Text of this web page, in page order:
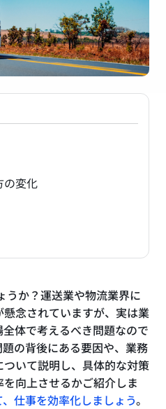
うか？運送業や物流業界に
念されていますが、実は業
体で考えるべき問題なので
の背後にある要因や、業務
いて説明し、具体的な対策
向上させるかご紹介しま
仕事を効率化しましょう。
の変化